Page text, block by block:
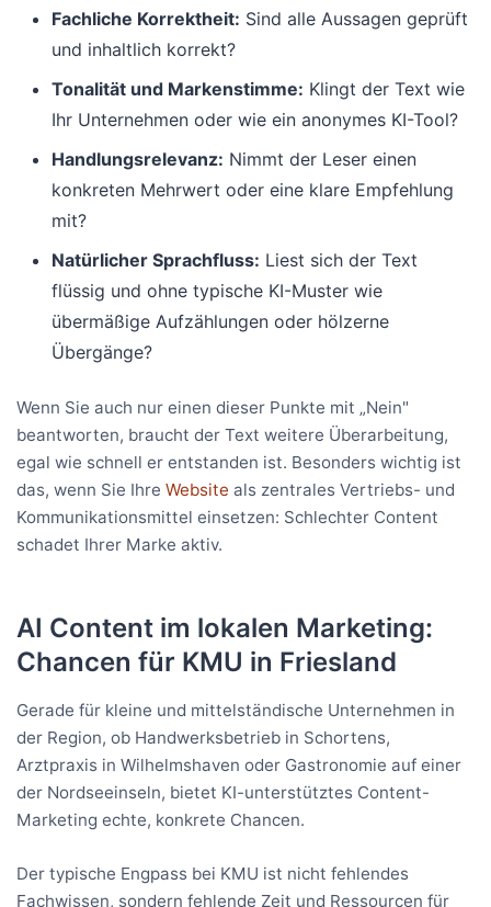
Fachliche Korrektheit: Sind alle Aussagen geprüft
und inhaltlich korrekt?
Tonalität und Markenstimme: Klingt der Text wie
Ihr Unternehmen oder wie ein anonymes KI-Tool?
Handlungsrelevanz: Nimmt der Leser einen
konkreten Mehrwert oder eine klare Empfehlung
mit?
Natürlicher Sprachfluss: Liest sich der Text
flüssig und ohne typische KI-Muster wie
übermäßige Aufzählungen oder hölzerne
Übergänge?
Wenn Sie auch nur einen dieser Punkte mit „Nein"
beantworten, braucht der Text weitere Überarbeitung,
egal wie schnell er entstanden ist. Besonders wichtig ist
das, wenn Sie Ihre Website als zentrales Vertriebs- und
Kommunikationsmittel einsetzen: Schlechter Content
schadet Ihrer Marke aktiv.
AI Content im lokalen Marketing:
Chancen für KMU in Friesland
Gerade für kleine und mittelständische Unternehmen in
der Region, ob Handwerksbetrieb in Schortens,
Arztpraxis in Wilhelmshaven oder Gastronomie auf einer
der Nordseeinseln, bietet KI-unterstütztes Content-
Marketing echte, konkrete Chancen.
Der typische Engpass bei KMU ist nicht fehlendes
Fachwissen, sondern fehlende Zeit und Ressourcen für